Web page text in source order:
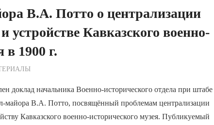
В.А. Потто о централизации
устройстве Кавказского военно-
в 1900 г.
доклад начальника Военно-исторического отдела при штабе
майора В.А. Потто, посвящённый проблемам централизации
Кавказского военно-исторического музея. Публикуемый